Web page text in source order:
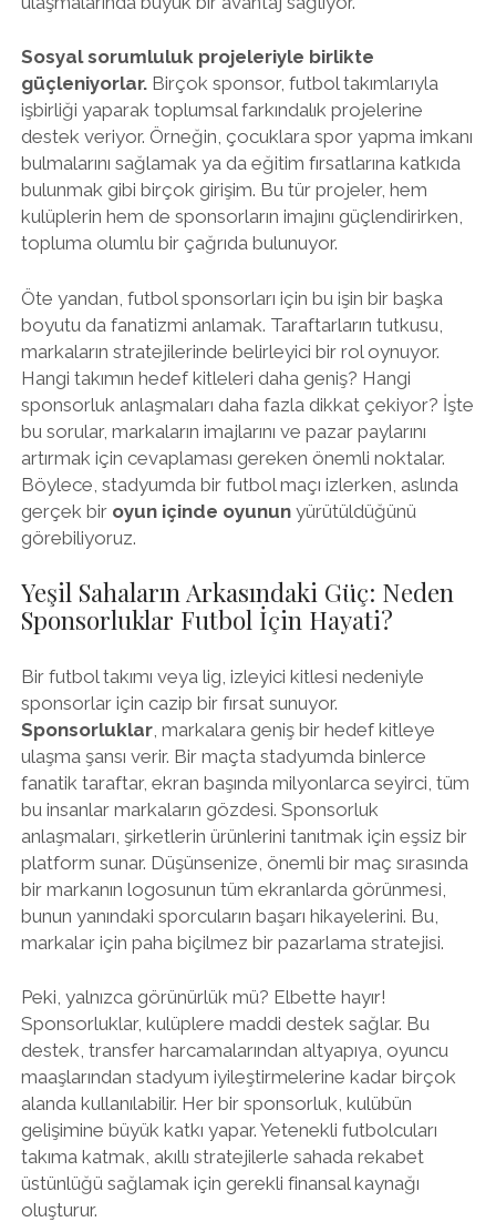
Sosyal sorumluluk projeleriyle birlikte
güçleniyorlar.Birçok sponsor, futbol takımlarıyla
işbirliği yaparak toplumsal farkındalık projelerine
destek veriyor. Örneğin, çocuklara spor yapma imkanı
bulmalarını sağlamak ya da eğitim fırsatlarına katkıda
bulunmak gibi birçok girişim. Bu tür projeler, hem
kulüplerin hem de sponsorların imajını güçlendirirken,
topluma olumlu bir çağrıda bulunuyor.
Öte yandan, futbol sponsorları için bu işin bir başka
boyutu da fanatizmi anlamak. Taraftarların tutkusu,
markaların stratejilerinde belirleyici bir rol oynuyor.
Hangi takımın hedef kitleleri daha geniş? Hangi
sponsorluk anlaşmaları daha fazla dikkat çekiyor? İşte
bu sorular, markaların imajlarını ve pazar paylarını
artırmak için cevaplaması gereken önemli noktalar.
Böylece, stadyumda bir futbol maçı izlerken, aslında
gerçek bir oyun içinde oyununyürütüldüğünü
görebiliyoruz.
Yeşil Sahaların Arkasındaki Güç: Neden
Sponsorluklar Futbol İçin Hayati?
Bir futbol takımı veya lig, izleyici kitlesi nedeniyle
sponsorlar için cazip bir fırsat sunuyor.
Sponsorluklar, markalara geniş bir hedef kitleye
ulaşma şansı verir. Bir maçta stadyumda binlerce
fanatik taraftar, ekran başında milyonlarca seyirci, tüm
bu insanlar markaların gözdesi. Sponsorluk
anlaşmaları, şirketlerin ürünlerini tanıtmak için eşsiz bir
platform sunar. Düşünsenize, önemli bir maç sırasında
bir markanın logosunun tüm ekranlarda görünmesi,
bunun yanındaki sporcuların başarı hikayelerini. Bu,
markalar için paha biçilmez bir pazarlama stratejisi.
Peki, yalnızca görünürlük mü? Elbette hayır!
Sponsorluklar, kulüplere maddi destek sağlar. Bu
destek, transfer harcamalarından altyapıya, oyuncu
maaşlarından stadyum iyileştirmelerine kadar birçok
alanda kullanılabilir. Her bir sponsorluk, kulübün
gelişimine büyük katkı yapar. Yetenekli futbolcuları
takıma katmak, akıllı stratejilerle sahada rekabet
üstünlüğü sağlamak için gerekli finansal kaynağı
oluşturur.